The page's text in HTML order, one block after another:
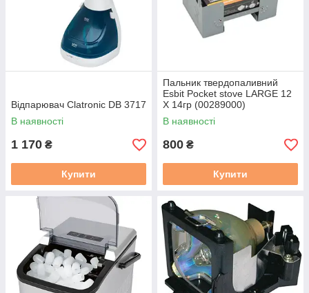
Відпарювач Clatronic DB 3717
В наявності
1 170 ₴
Купити
Пальник твердопаливний
Esbit Pocket stove LARGE 12
X 14гр (00289000)
В наявності
800 ₴
Купити